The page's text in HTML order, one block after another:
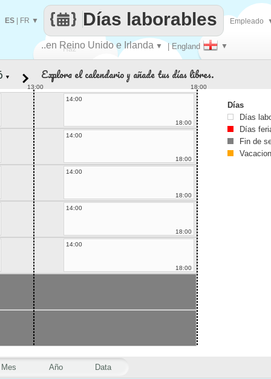
Haz
..en Reino Unido e Irlanda ▼ | England ▼
Días laborables
ES FR ▼ Empleado
Mes Año Data
▼ Explora el calendario y añade tus días libres.
13:00
18:00
14:00
18:00
14:00
18:00
14:00
18:00
14:00
18:00
14:00
18:00
Días
Días
Días
Fin de